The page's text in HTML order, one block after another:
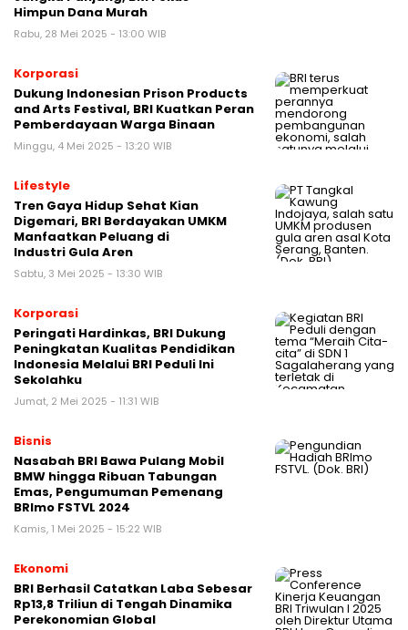
Himpun Dana Murah
Rabu, 28 Mei 2025 - 13:00 WIB
Korporasi
Dukung Indonesian Prison Products
and Arts Festival, BRI Kuatkan Peran
Pemberdayaan Warga Binaan
Minggu, 4 Mei 2025 - 13:20 WIB
Lifestyle
Tren Gaya Hidup Sehat Kian
Digemari, BRI Berdayakan UMKM
Manfaatkan Peluang di
Industri Gula Aren
Sabtu, 3 Mei 2025 - 13:30 WIB
Korporasi
Peringati Hardinkas, BRI Dukung
Peningkatan Kualitas Pendidikan
Indonesia Melalui BRI Peduli Ini
Sekolahku
Jumat, 2 Mei 2025 - 11:31 WIB
Bisnis
Nasabah BRI Bawa Pulang Mobil
BMW hingga Ribuan Tabungan
Emas, Pengumuman Pemenang
BRImo FSTVL 2024
Kamis, 1 Mei 2025 - 15:22 WIB
Ekonomi
BRI Berhasil Catatkan Laba Sebesar
Rp13,8 Triliun di Tengah Dinamika
Perekonomian Global